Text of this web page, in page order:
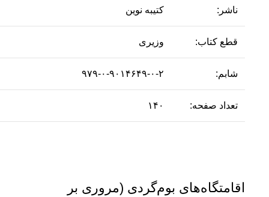
ناشر: کتیبه نوین
قطع کتاب: وزیری
شابم: ۹۷۹-۰-۹۰۱۴۶۴۹-۰-۲
تعداد صفحه: ۱۴۰
اقامتگاه‌های بوم‌گردی (مروری بر